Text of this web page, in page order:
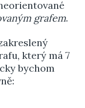
grafem.
který má 7
bychom